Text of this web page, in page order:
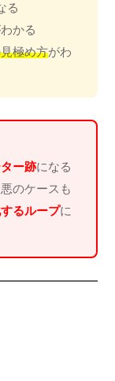
る
かる
極め方がわ
ー跡になる
のケースも
るループに